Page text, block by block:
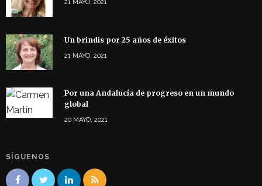
21 MAYO, 2021
Un brindis por 25 años de éxitos
21 MAYO, 2021
Por una Andalucía de progreso en un mundo
global
20 MAYO, 2021
SÍGUENOS